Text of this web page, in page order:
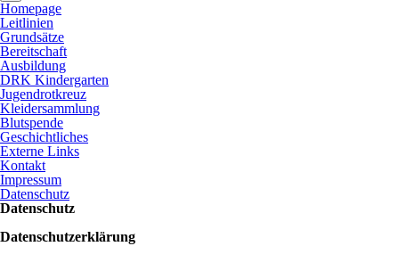
Homepage
Leitlinien
Grundsätze
Bereitschaft
Ausbildung
DRK Kindergarten
Jugendrotkreuz
Kleidersammlung
Blutspende
Geschichtliches
Externe Links
Kontakt
Impressum
Datenschutz
Datenschutz
Datenschutzerklärung